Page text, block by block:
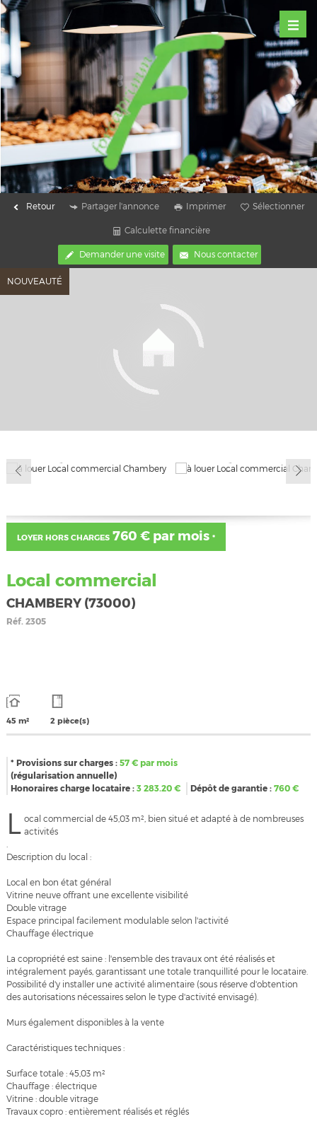
Retour Partager l'annonce Imprimer Sélectionner
Calculette financière
Demander une visite Nous contacter
NOUVEAUTÉ
LOYER HORS CHARGES760 € par mois *
Local commercial
CHAMBERY (73000)
Réf.2305
45 m² 2 pièce(s)
* Provisions sur charges : 57€ par mois
(régularisation annuelle)
Honoraires charge locataire : 3 283.20€ Dépôt de garantie :760€
L ocal commercial de 45,03 m², bien situé et adapté à de nombreuses
activités
Description du local :
Local en bon état général
Vitrine neuve offrant une excellente visibilité
Double vitrage
Espace principal facilement modulable selon l'activité
Chauffage électrique
La copropriété est saine : l'ensemble des travaux ont été réalisés et
intégralement payés, garantissant une totale tranquillité pour le locataire.
Possibilité d'y installer une activité alimentaire (sous réserve d'obtention
des autorisations nécessaires selon le type d'activité envisagé).
Murs également disponibles à la vente
Caractéristiques techniques :
Surface totale : 45,03 m²
Chauffage : électrique
Vitrine : double vitrage
Travaux copro : entièrement réalisés et réglés